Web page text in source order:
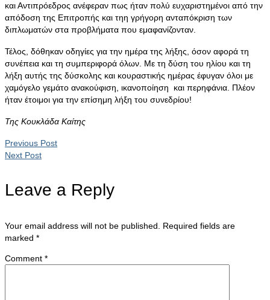
και Αντιπρόεδρος ανέφεραν πως ήταν πολύ ευχαριστημένοι από την
απόδοση της Επιτροπής και τηη γρήγορη ανταπόκριση των
διπλωματών στα προβλήματα που εμαφανίζονταν.
Τέλος, δόθηκαν οδηγίες για την ημέρα της λήξης, όσον αφορά τη
συνέπεια και τη συμπεριφορά όλων. Με τη δύση του ηλίου και τη
λήξη αυτής της δύσκολης και κουραστικής ημέρας έφυγαν όλοι με
χαμόγελο γεμάτο ανακούφιση, ικανοποίηση και περηφάνια. Πλέον
ήταν έτοιμοι για την επίσημη λήξη του συνεδρίου!
Της Κουκλάδα Καίτης
Previous Post
Next Post
Leave a Reply
Your email address will not be published.
Required fields are
marked *
Comment *